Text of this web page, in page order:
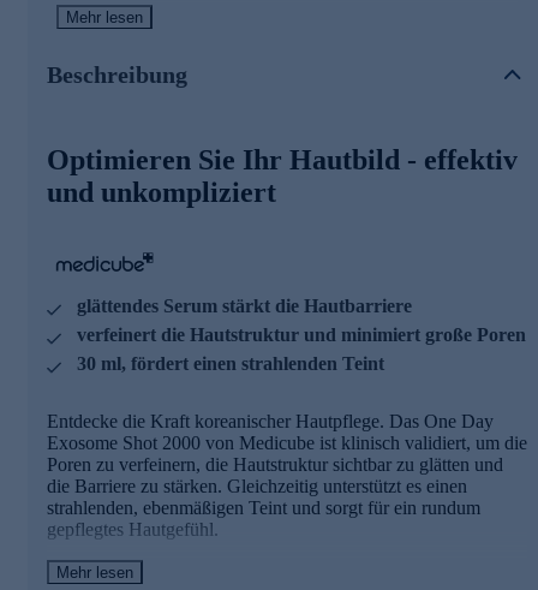
Die Ampulle enthält Lakto-Exosomen für eine erstklassige,
Poren, strafft sie sichtbar und verleiht der Haut einen glatten,
Die medicube One Day Linie
Die medicube One Day Serie wurde für schnelle, sichtbare
Hautstruktur und lässt das Hautbild innerhalb kurzer Zeit
effektiv und unkompliziert optimiert werden soll.
Für ein feines und glattes Hautbild jetzt bequem online
Mehr lesen
Beschreibung
Optimieren Sie Ihr Hautbild - effektiv
und unkompliziert
glättendes Serum stärkt die Hautbarriere
verfeinert die Hautstruktur und minimiert große Poren
30 ml, fördert einen strahlenden Teint
Entdecke die Kraft koreanischer Hautpflege. Das One Day
Exosome Shot 2000 von Medicube ist klinisch validiert, um die
Poren zu verfeinern, die Hautstruktur sichtbar zu glätten und
die Barriere zu stärken. Gleichzeitig unterstützt es einen
strahlenden, ebenmäßigen Teint und sorgt für ein rundum
gepflegtes Hautgefühl.
Die Ampulle enthält Lakto-Exosomen für eine erstklassige,
Mehr lesen